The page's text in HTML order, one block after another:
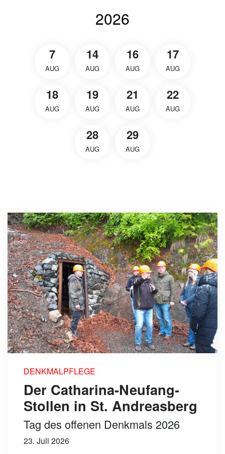
2026
7
AUG
14
AUG
16
AUG
17
AUG
18
AUG
19
AUG
21
AUG
22
AUG
28
AUG
29
AUG
DENKMALPFLEGE
Der Catharina-Neufang-
Stollen in St. Andreasberg
Tag des offenen Denkmals 2026
23. Juli 2026